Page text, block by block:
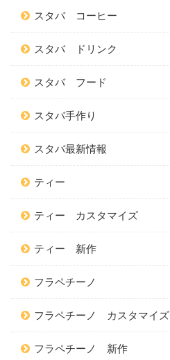
スタバ コーヒー
スタバ ドリンク
スタバ フード
スタバ手作り
スタバ最新情報
ティー
ティー カスタマイズ
ティー 新作
フラペチーノ
フラペチーノ カスタマイズ
フラペチーノ 新作